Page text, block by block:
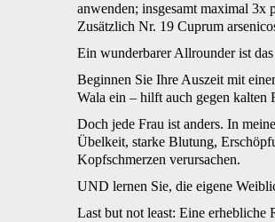
anwenden; insgesamt maximal 3x
Zusätzlich Nr. 19 Cuprum
Ein wunderbarer Allrounder ist
Beginnen Sie Ihre Auszeit mit
Wala ein – hilft auch gegen kalten
Doch jede Frau ist anders. In
Übelkeit, starke Blutung,
Kopfschmerzen verursachen.
UND lernen Sie, die eigene
Last but not least: Eine erhebliche